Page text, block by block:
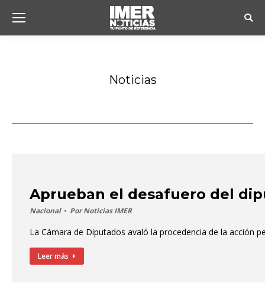
Noticias
Aprueban el desafuero del
Nacional PorNoticias IMER
La Cámara de Diputados avaló la procedencia de la acción
Leer más